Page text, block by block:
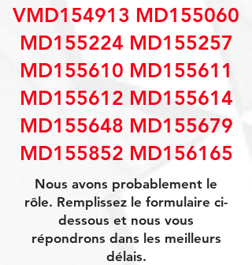
VMD154913 MD155060
MD155224 MD155257
MD155610 MD155611
MD155612 MD155614
MD155648 MD155679
MD155852 MD156165
Nous avons probablement le
rôle. Remplissez le formulaire ci-
dessous et nous vous
répondrons dans les meilleurs
délais.